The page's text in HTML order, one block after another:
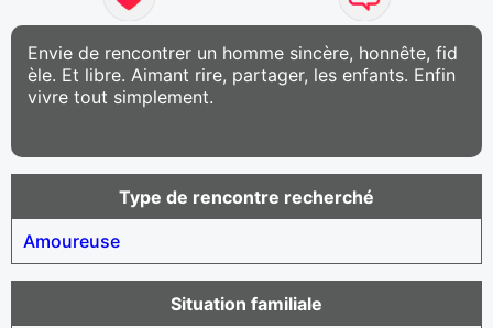
Envie de rencontrer un homme sincère, honnête, fid
èle. Et libre. Aimant rire, partager, les enfants. Enfin
vivre tout simplement.
Type de rencontre recherché
Amoureuse
Situation familiale